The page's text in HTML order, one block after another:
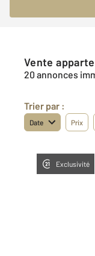
Vente
20 annonces
Trier par :
Date Prix
Exclusivité